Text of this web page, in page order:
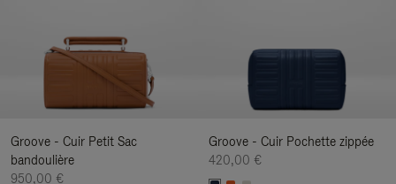
Groove - Cuir Petit Sac
bandoulière
950,00 €
Groove - Cuir Pochette zippée
420,00 €